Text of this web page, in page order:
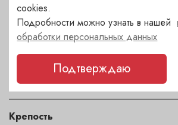
Регион
Toscana
Gaja
Крепость
cookies.
Подробности можно узнать в нашей
обработки персональных данных
Подтверждаю